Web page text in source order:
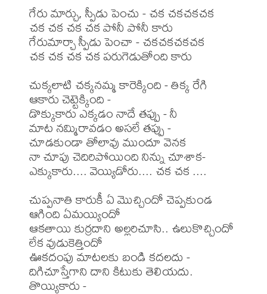
గేరు మార్చు, స్పీడు పెంచు - చక చకచకచక
చక చక చక చక పోనీ పోనీ కారు
గేరుమార్చా స్పీడు పెంచా - చకచకచకచక
చక చక చక చక పరుగెడుతోంది కారు
చుక్కలాటి చక్కనమ్మ కారెక్కింది - తిక్క రేగి
ఆకారు చెట్టెక్కింది -
డొక్కుకారు ఎక్కడం నాదే తప్పు - నీ
మాట నమ్మిరావడం అసలే తప్పు -
చూడకుండా తోలావు ముందూ వెనక
నా చూపు చెదిరిపోయింది నిన్ను చూశాక-
ఎక్కుకారు.... వెయ్యిడోరు.... చక చక ....
చుప్పనాతి కారుకీ ఏ మొచ్చిందో చెప్పకుండ
ఆగింది ఏమయ్యిందో
ఆకతాయి కుర్రదాని అల్లరిచూసి.. ఉలుకొచ్చిందో
లేక వుడుకెత్తిందో
ఊకదంపు మాటలకు బండి కదలదు -
దిగిచూస్తేగాని దాని కిటుకు తెలియదు.
తొయ్యికారు -